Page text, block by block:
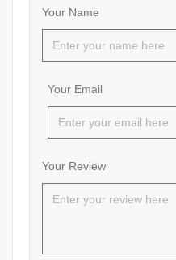
Your Name
Your Email
Your Review